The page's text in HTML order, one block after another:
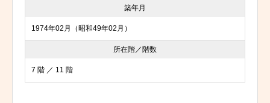
築年月
1974年02月（昭和49年02月）
所在階／階数
7 階 ／ 11 階